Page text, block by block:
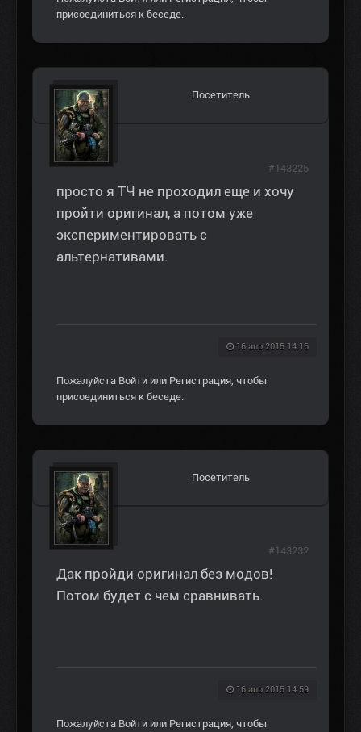
присоединиться к беседе.
Посетитель
просто я ТЧ не проходил еще и хочу
пройти оригинал, а потом уже
экспериментировать с
альтернативами.
16 апр 2015 14:16
#143225
Пожалуйста Войти или Регистрация , чтобы
присоединиться к беседе.
Посетитель
Дак пройди оригинал без модов!
Потом будет с чем сравнивать.
16 апр 2015 14:59
#143232
Пожалуйста Войти или Регистрация , чтобы